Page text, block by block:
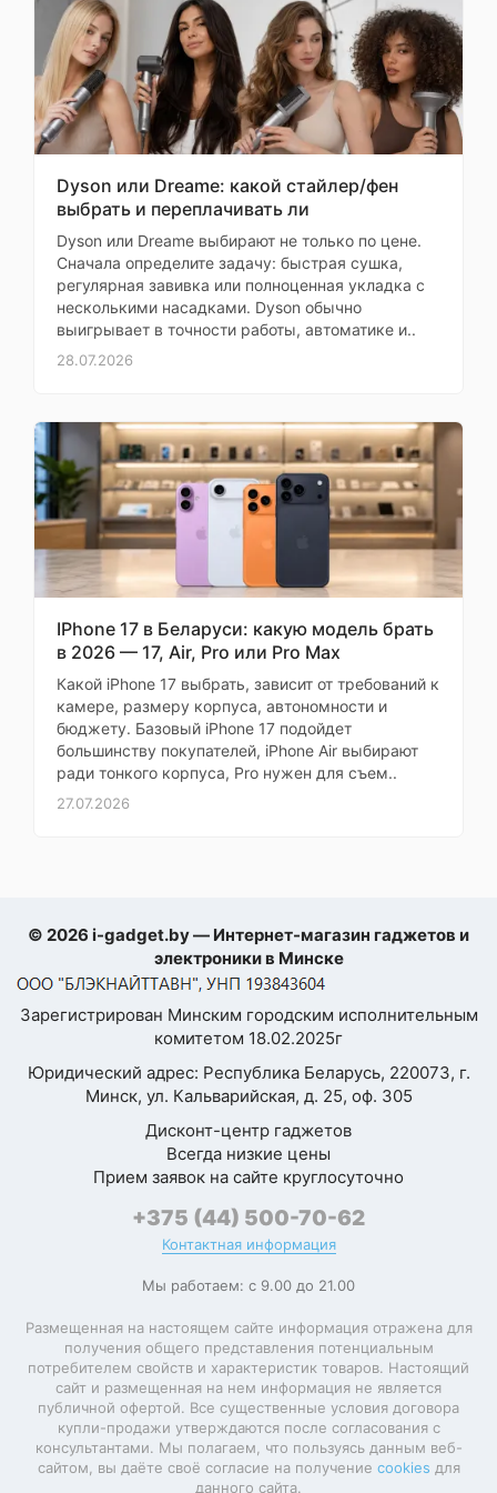
При
Самовывозе
заранее
Операционная
система
Watch OS( watchOS)
Поддерживаемые
версии ОС
смартфона
iOS 26.0+
Управление часами
сенсорный экран,
физические кнопки,
коронка (колесико)
Звонки
управление и
разговор
Возможность
говорить по часам
карты
eSIM
Материал корпуса
металл (титан)
Цвет корпуса
черный
Материал ремешка
Функции
Спортивные
силовые тренировки,
кардио тренировки,
ходьба, гребля, йога,
бег, велоспорт,
Автораспознавание
тренировок
Планировщик
тренировок
Встроенный
музыкальный
плеер
Магазин
(App Store
Умный будильник
Уведомления
SMS, email, календарь,
входящий звонок,
список последних
звонков, данные о
тренировке,
будильник
Голосовой
помощник
Siri
доставку и приятный
бонус. Обязательно
вернусь
Марина
Купил для
повседневного
использования
Моя оценка —
Часы отлично подходят,
батарея держит долго.
Оригинал, новый.
Доставка быстрая.
Купил для занятий
спортом
Моя оценка —
Часы отлично подходят,
все функции работают.
Оригинал, новый.
Доставка быстрая.
Рекомендую
Артем
Страница
1 из 3
Оставить
Ваша
оценка
Я согласен с
Dyson или Dreame: какой стайлер/фен
выбрать и переплачивать ли
Dyson или Dreame выбирают не только по цене.
Сначала определите задачу: быстрая сушка,
регулярная завивка или полноценная укладка с
несколькими насадками. Dyson обычно
выигрывает в точности работы, автоматике и..
28.07.2026
IPhone 17 в Беларуси: какую модель брать
в 2026 — 17, Air, Pro или Pro Max
Какой iPhone 17 выбрать, зависит от требований к
камере, размеру корпуса, автономности и
бюджету. Базовый iPhone 17 подойдет
большинству покупателей, iPhone Air выбирают
ради тонкого корпуса, Pro нужен для съем..
27.07.2026
© 2026 i-gadget.by — Интернет-магазин гаджетов и
электроники в Минске
Зарегистрирован Минским городским исполнительным
комитетом 18.02.2025г
Юридический адрес: Республика Беларусь, 220073, г.
Минск, ул. Кальварийская, д. 25, оф. 305
Дисконт-центр гаджетов
Всегда низкие цены
Прием заявок на сайте круглосуточно
+375 (44) 500-70-62
Контактная информация
Мы работаем: с 9.00 до 21.00
Размещенная на настоящем сайте информация отражена для
получения общего представления потенциальным
потребителем свойств и характеристик товаров. Настоящий
сайт и размещенная на нем информация не является
публичной офертой. Все существенные условия договора
купли-продажи утверждаются после согласования с
консультантами. Мы полагаем, что пользуясь данным веб-
сайтом, вы даёте своё согласие на получение cookies для
данного сайта.